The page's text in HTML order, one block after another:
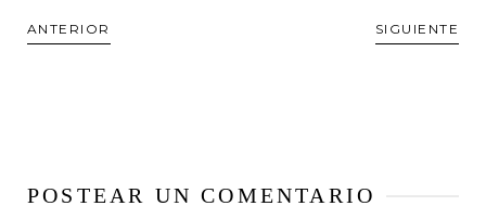
ANTERIOR SIGUIENTE
POSTEAR UN COMENTARIO